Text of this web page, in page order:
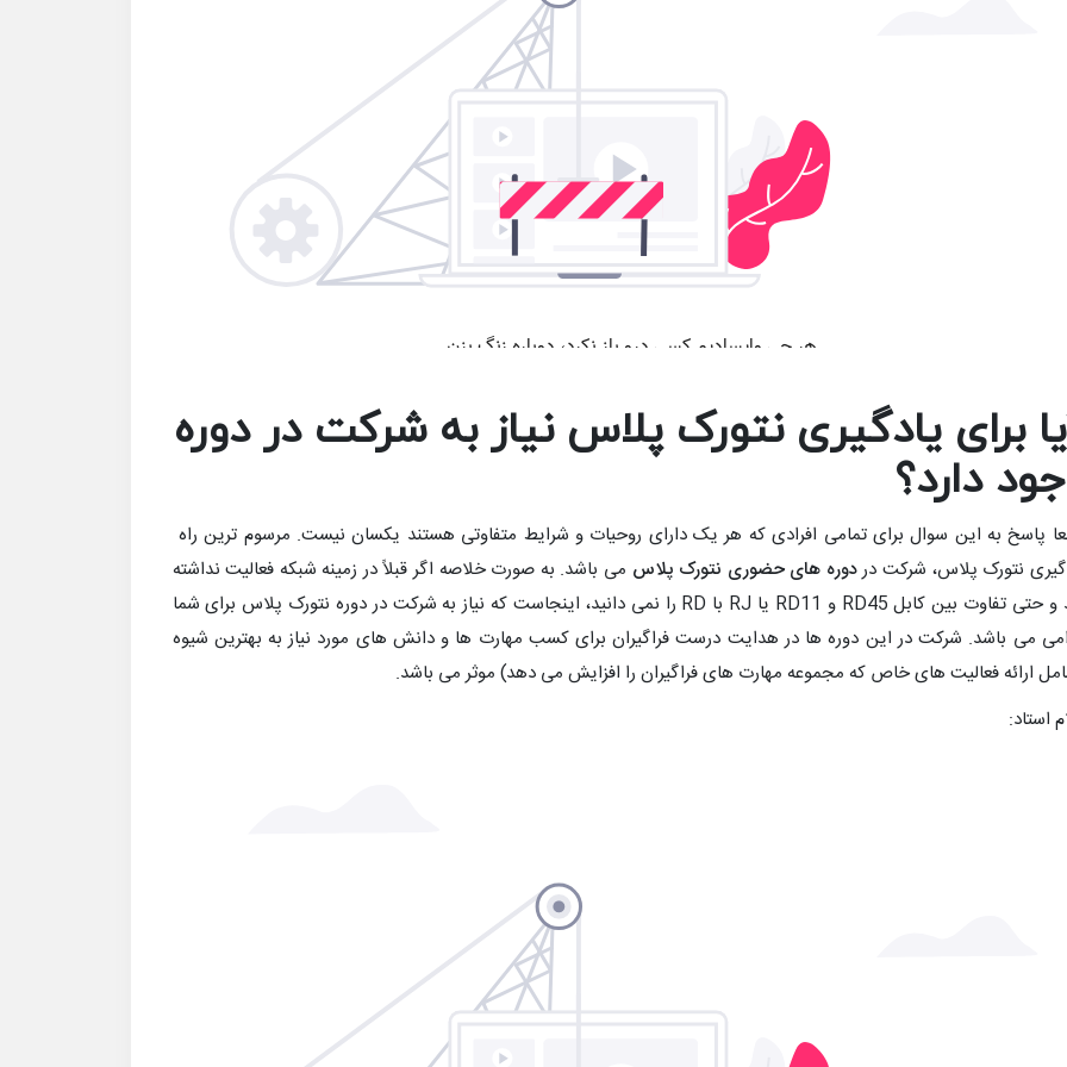
برای یادگیری نتورک پلاس نیاز به شرکت در دوره
دارد؟
پاسخ به این سوال برای تمامی افرادی که هر یک دارای روحیات و شرایط متفاوتی هستند یکسان نیست. مرسوم ترین راه
نتورک پلاس، شرکت دردوره های حضوری نتورک پلاس می باشد. به صورت خلاصه اگر قبلاً در زمینه شبکه فعالیت نداشته
اید و حتی تفاوت بین کابل RD45 و RD11 یا RJ با RD را نمی دانید، اینجاست که نیاز به شرکت در دوره نتورک پلاس برای شما
می باشد. شرکت در این دوره ها در هدایت درست فراگیران برای کسب مهارت ها و دانش های مورد نیاز به بهترین شیوه
ارائه فعالیت های خاص که مجموعه مهارت های فراگیران را افزایش می دهد) موثر می باشد.
استاد: